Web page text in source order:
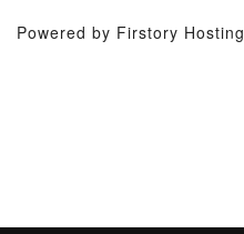
Powered by Firstory Hosting